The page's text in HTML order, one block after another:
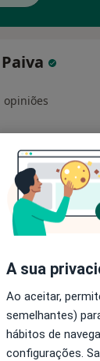
opiniões
Vila Nova de Gaia
desde
Cruz
opiniões
A sua
Ao aceitar,
semelhantes)
hábitos de
configurações.